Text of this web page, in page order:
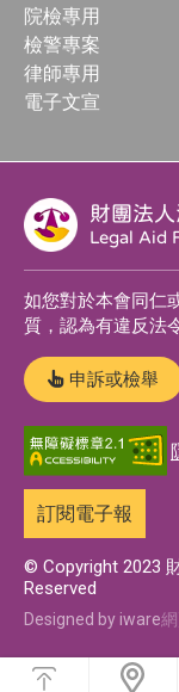
院檢專用
檢警專案
律師專用
電子文宣
財團法
Legal Aid
如您對於本會同仁
質，認為有違反法
申訴或檢舉
訂閱電子報
© Copyright 2023
Reserved
Designed by iware